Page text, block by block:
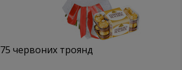
75 червоних троянд